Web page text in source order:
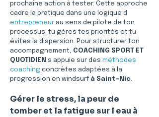
prochaine action à tester. Cette approche
cadre la pratique dans une logique d
entrepreneur au sens de pilote de ton
processus: tu gères tes priorités et tu
évites la dispersion. Pour structurer ton
accompagnement, COACHING SPORT ET
QUOTIDIEN s appuie sur des méthodes
coaching concrètes adaptées à la
progression en windsurf à Saint-Nic.
Gérer le stress, la peur de
tomber et la fatigue sur l eau à